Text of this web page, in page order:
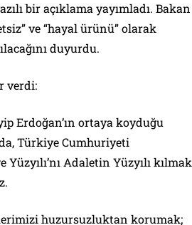
bir açıklama yayımladı. Bakan
ve “hayal ürünü” olarak
duyurdu.
verdi:
Erdoğan’ın ortaya koyduğu
Türkiye Cumhuriyeti
Adaletin Yüzyılı kılmak
huzursuzluktan korumak;